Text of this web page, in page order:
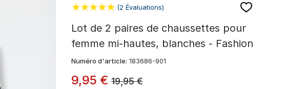
(2 Évaluations)
Lot de 2 paires de chaussettes pour
femme mi-hautes, blanches - Fashion
Numéro d'article: 183686-901
9,95 €19,95 €